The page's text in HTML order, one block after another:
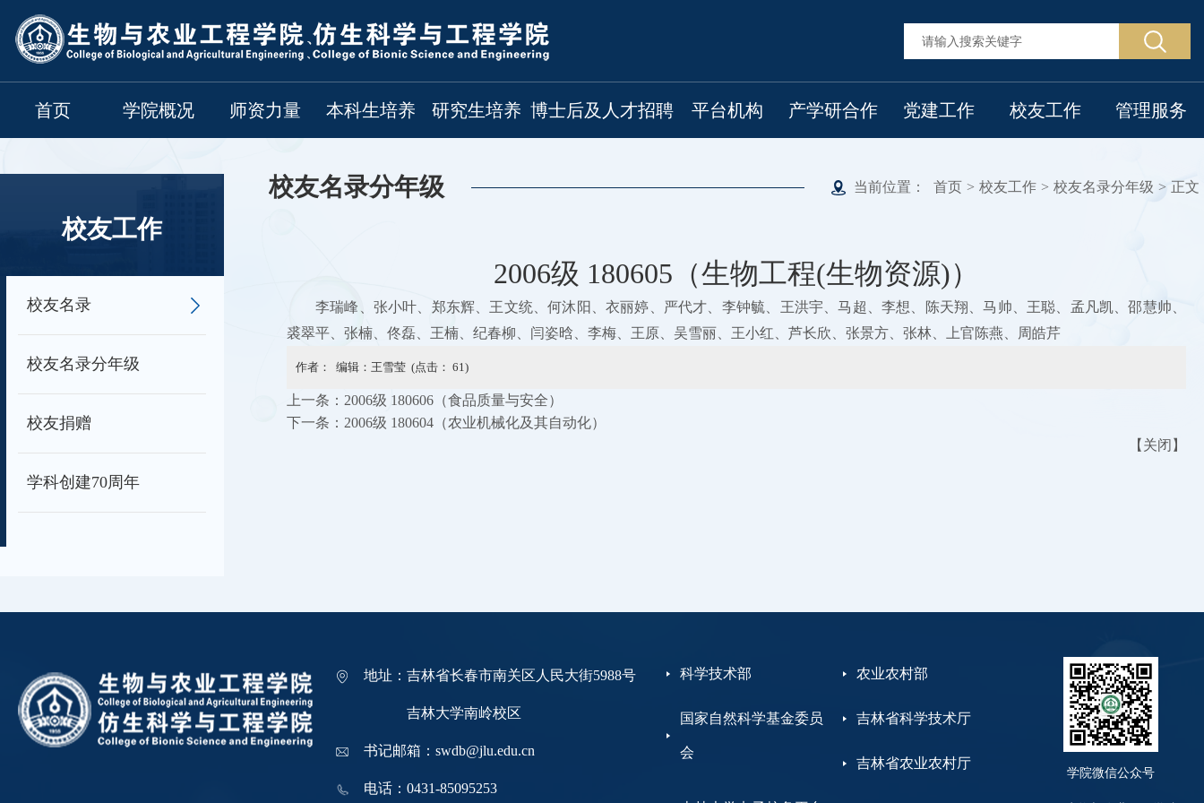
首页 学院概况 师资力量 本科生培养 研究生培养 博士后及人才招聘 平台机构 产学研合作 党建工作 校友工作 管理服务
校友工作
校友名录
校友名录分年级
校友捐赠
学科创建70周年
校友名录分年级 当前位置： 首页 > 校友工作 > 校友名录分年级 > 正文
2006级 180605（生物工程(生物资源)）
李瑞峰、张小叶、郑东辉、王文统、何沐阳、衣丽婷、严代才、李钟毓、王洪宇、马超、李想、陈天翔、马帅、王聪、孟凡凯、邵慧帅、
裘翠平、张楠、佟磊、王楠、纪春柳、闫姿晗、李梅、王原、吴雪丽、王小红、芦长欣、张景方、张林、上官陈燕、周皓芹
作者： 编辑：王雪莹 (点击： 61)
上一条： 2006级 180606（食品质量与安全）
下一条： 2006级 180604（农业机械化及其自动化）
【 关闭 】
地址：吉林省长春市南关区人民大街5988号
吉林大学南岭校区
书记邮箱：swdb@jlu.edu.cn
电话：0431-85095253
科学技术部 农业农村部
国家自然科学基金委员
会
吉林省科学技术厅
吉林省农业农村厅
学院微信公众号